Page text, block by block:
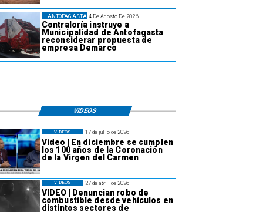
4 De Agosto De 2026
Contraloría instruye a
Municipalidad de Antofagasta
reconsiderar propuesta de
empresa Demarco
ANTOFAGASTA
VIDEOS
17 de julio de 2026
Video | En diciembre se cumplen
los 100 años de la Coronación
de la Virgen del Carmen
VIDEOS
27 de abril de 2026
VIDEO | Denuncian robo de
combustible desde vehículos en
distintos sectores de
VIDEOS